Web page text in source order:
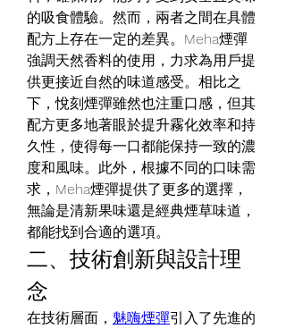
的吸食體驗。然而，兩者之間在具體
配方上存在一定的差異。Meha煙彈
強調天然香料的使用，力求為用戶提
供更接近自然的味道感受。相比之
下，悅刻煙彈雖然也注重口感，但其
配方更多地著眼於提升霧化效率和持
久性，使得每一口都能保持一致的濃
度和風味。此外，根據不同的口味需
求，Meha煙彈提供了更多的選擇，
無論是清新果味還是經典煙草味道，
都能找到合適的選項。
二、技術創新與設計理
念
在技術層面， 魅嗨煙彈引入了先進的